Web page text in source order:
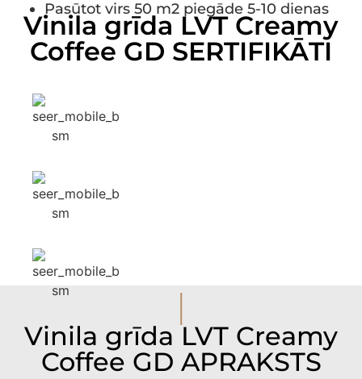
Pasūtot virs 50 m2 piegāde 5-10 dienas
Vinila grīda LVT Creamy
Coffee GD SERTIFIKĀTI
I
Vinila grīda LVT Creamy
Coffee GD APRAKSTS